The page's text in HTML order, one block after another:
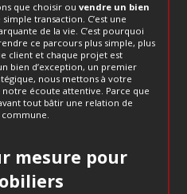
que choisir ou vendre un bien
transaction. C’est une
de la vie. C’est pourquoi
ce parcours plus simple, plus
client et chaque projet est
bien d’exception, un premier
nous mettons à votre
écoute attentive. Parce que
avant tout bâtir une relation de
mesure pour